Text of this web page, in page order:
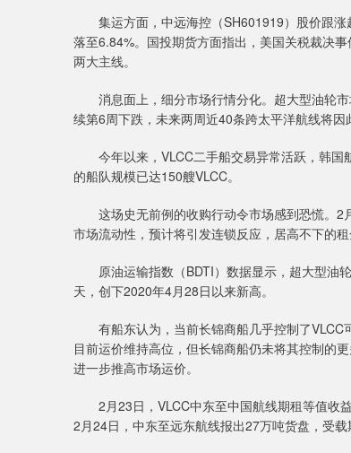
集运方面，中远海控（SH601919）股价跟涨
落至6.84%。国投期货方面指出，美国关税裁决
两大主线。
消息面上，细分市场行情分化。超大型油轮市
续第6周下跌，未来两周近40条跨太平洋航线将因
今年以来，VLCC二手船交易异常活跃，韩国
的船队规模已达150艘VLCC。
这场史无前例的收购行动令市场感到恐慌。2
市场流动性，预计将引发连锁反应，居高不下的
原油运输指数（BDTI）数据显示，超大型油
天，创下2020年4月28日以来新高。
有船东认为，当前长锦商船几乎控制了VLCC
目前运价维持高位，但长锦商船仍未将其控制的
进一步推高市场运价。
2月23日，VLCC中东至中国航线期租等值收益
2月24日，中东至远东航线报出27万吨货盘，受